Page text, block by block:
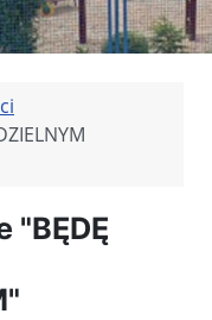
"BĘDĘ